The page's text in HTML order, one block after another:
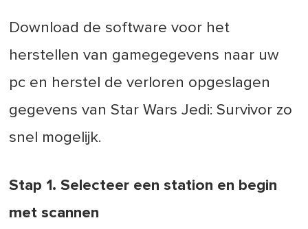
Download de software voor het
herstellen van gamegegevens naar uw
pc en herstel de verloren opgeslagen
gegevens van Star Wars Jedi: Survivor zo
snel mogelijk.
Stap 1. Selecteer een station en begin
met scannen